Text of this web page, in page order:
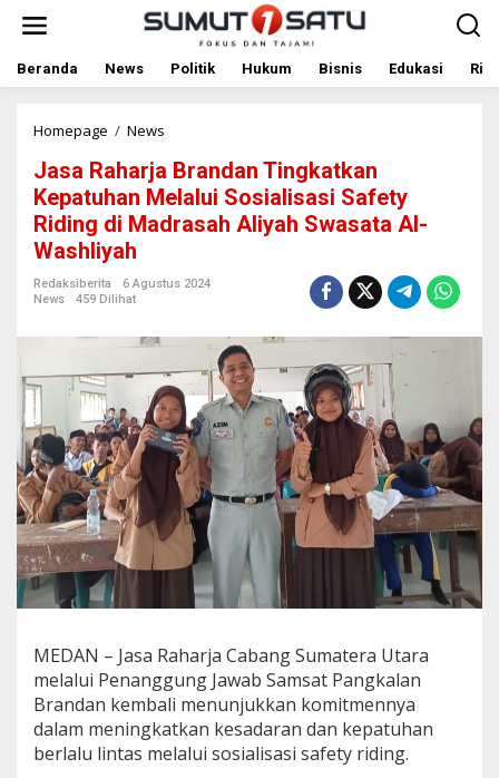
t
Beranda News Politik Hukum Bisnis Edukasi
Homepage / News
s
a
R
a
r
r
a
n
d
a
n
k
t
a
n
K
e
p
a
Jasa Raharja Brandan Tingkatkan
Kepatuhan Melalui Sosialisasi Safety
Riding di Madrasah Aliyah Swasata Al-
Washliyah
Redaksiberita
6 Agustus 2024
News
459 Dilihat
MEDAN – Jasa Raharja Cabang Sumatera Utara
melalui Penanggung Jawab Samsat Pangkalan
Brandan kembali menunjukkan komitmennya
dalam meningkatkan kesadaran dan kepatuhan
berlalu lintas melalui sosialisasi safety riding.